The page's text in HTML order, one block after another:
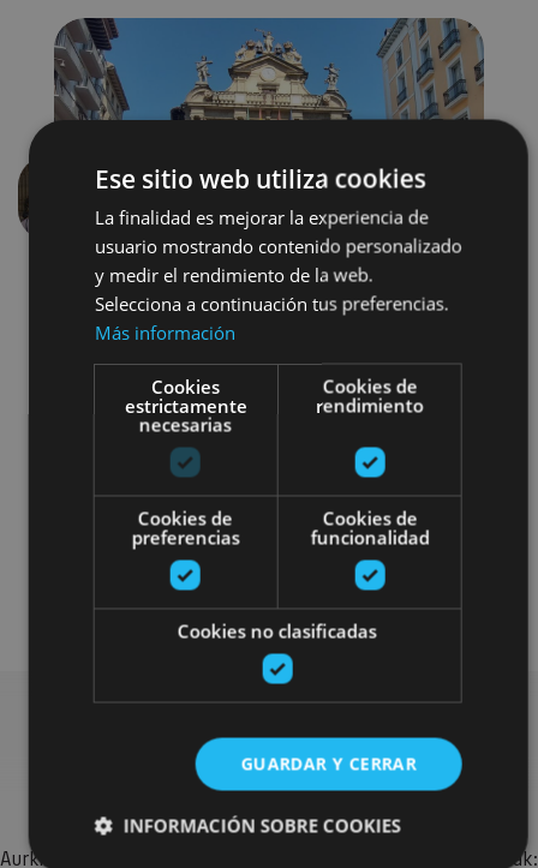
Aurrekoa
Localidades
Visitas guiadas Accesibilidad visual
Accesibilidad cognitiva
Accesibilidad física
Bilatu plan gehiago
Aurkitu zure bidaia Nafarroan osatzeko planak eta iradokizunak:
Ese sitio web utiliza cookies
La finalidad es mejorar la experiencia de
usuario mostrando contenido personalizado
y medir el rendimiento de la web.
Selecciona a continuación tus preferencias.
Más información
Cookies
estrictamente
necesarias
Cookies de
rendimiento
Cookies de
preferencias
Cookies de
funcionalidad
Cookies no clasificadas
GUARDAR Y CERRAR
INFORMACIÓN SOBRE COOKIES